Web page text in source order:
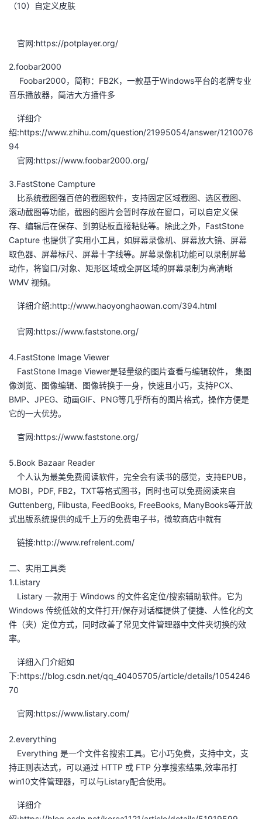
程
认
证
的
实
验
我
的
收
藏
支
声
议
（10）自定义皮肤
官网:https://potplayer.org/
2.foobar2000
​ Foobar2000，简称：FB2K，一款基于Windows平台的老牌专业
音乐播放器，简洁大方插件多
​ 详细介
绍:https://www.zhihu.com/question/21995054/answer/1210076
94
官网:https://www.foobar2000.org/
3.FastStone Campture
比系统截图强百倍的截图软件，支持固定区域截图、选区截图、
滚动截图等功能，截图的图片会暂时存放在窗口，可以自定义保
存、编辑后在保存、到剪贴板直接粘贴等。除此之外，FastStone
Capture 也提供了实用小工具，如屏幕录像机、屏幕放大镜、屏幕
取色器、屏幕标尺、屏幕十字线等。屏幕录像机功能可以录制屏幕
动作，将窗口/对象、矩形区域或全屏区域的屏幕录制为高清晰
WMV 视频。
详细介绍:http://www.haoyonghaowan.com/394.html
官网:https://www.faststone.org/
4.FastStone Image Viewer
FastStone Image Viewer是轻量级的图片查看与编辑软件， 集图
像浏览、图像编辑、图像转换于一身，快速且小巧，支持PCX、
BMP、JPEG、动画GIF、PNG等几乎所有的图片格式，操作方便是
它的一大优势。
官网:https://www.faststone.org/
5.Book Bazaar Reader
个人认为最美免费阅读软件，完全会有读书的感觉，支持EPUB，
MOBI，PDF, FB2，TXT等格式图书，同时也可以免费阅读来自
Guttenberg, Flibusta, FeedBooks, FreeBooks, ManyBooks等开放
式出版系统提供的成千上万的免费电子书，微软商店中就有
链接:http://www.refrelent.com/
二、实用工具类
1.Listary
Listary 一款用于 Windows 的文件名定位/搜索辅助软件。它为
Windows 传统低效的文件打开/保存对话框提供了便捷、人性化的文
件（夹）定位方式，同时改善了常见文件管理器中文件夹切换的效
率。
详细入门介绍如
下:https://blog.csdn.net/qq_40405705/article/details/1054246
70
官网:https://www.listary.com/
2.everything
Everything 是一个文件名搜索工具。它小巧免费，支持中文，支
持正则表达式，可以通过 HTTP 或 FTP 分享搜索结果,效率吊打
win10文件管理器，可以与Listary配合使用。
详细介